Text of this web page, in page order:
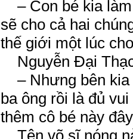
– Con bé kia
sẽ cho cả hai
thế giới một lúc
Nguyễn Đại
– Nhưng bên kia
ba ông rồi là đủ
thêm cô bé này
Tên võ sĩ nóng